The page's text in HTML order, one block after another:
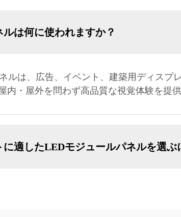
は何に使われますか？
ルは、広告、イベント、建築用ディスプ
内・屋外を問わず高品質な視覚体験を提
適したLEDモジュールパネルを選ぶ